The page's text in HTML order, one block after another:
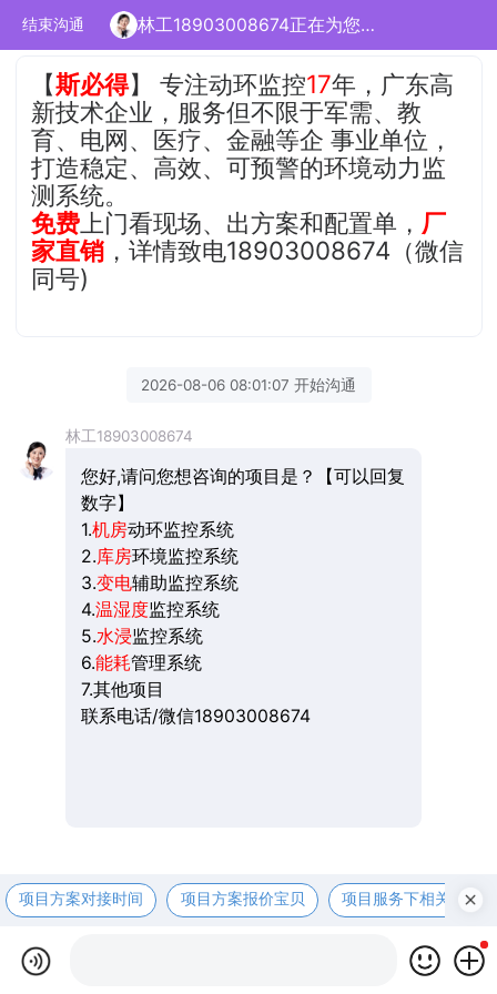
结束沟通 林工18903008674正在为您服务
【斯必得】 专注动环监控17年，广东高
新技术企业，服务但不限于军需、教
育、电网、医疗、金融等企 事业单位，
打造稳定、高效、可预警的环境动力监
测系统。
免费 上门看现场、出方案和配置单， 厂
家直销 ，详情致电18903008674（微信
同号)
2026-08-06 08:01:07 开始沟通
林工18903008674
您好,请问您想咨询的项目是？【可以回复
数字】
1.机房动环监控系统
2.库房环境监控系统
3.变电辅助监控系统
4.温湿度监控系统
5.水浸监控系统
6.能耗管理系统
7.其他项目
联系电话/微信18903008674
项目方案对接时间 项目方案报价宝贝 项目服务下相关资咨询